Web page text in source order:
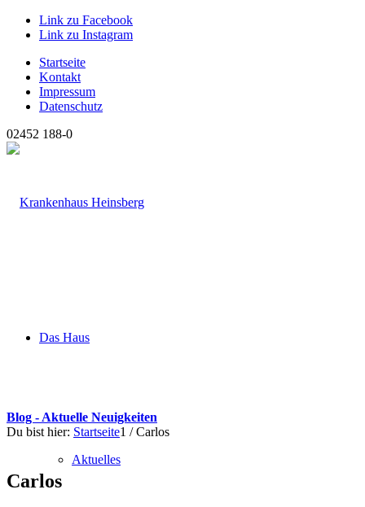
Link zu Facebook
Link zu Instagram
Startseite
Kontakt
Impressum
Datenschutz
02452 188-0
Das Haus
Aktuelles
Blog - Aktuelle Neuigkeiten
Du bist hier: Startseite1 / Carlos
Carlos